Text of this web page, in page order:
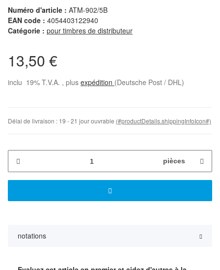
Numéro d'article : ATM-902/5B
EAN code : 4054403122940
Catégorie : pour timbres de distributeur
13,50 €
inclu 19% T.V.A. , plus expédition (Deutsche Post / DHL)
Délai de livraison : 19 - 21 jour ouvrable (#productDetails.shippingInfoIcon#)
pièces
notations